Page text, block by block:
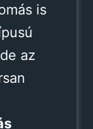
is
az